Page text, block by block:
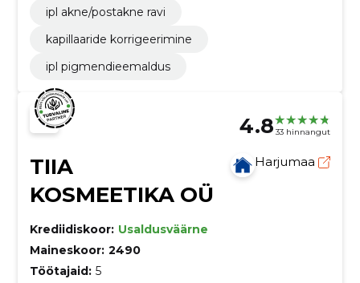
ipl akne/postakne ravi
kapillaaride korrigeerimine
ipl pigmendieemaldus
4.8 33 hinnangut
TIIA
KOSMEETIKA OÜ
Harjumaa
Krediidiskoor: Usaldusväärne
Maineskoor: 2490
Töötajaid: 5